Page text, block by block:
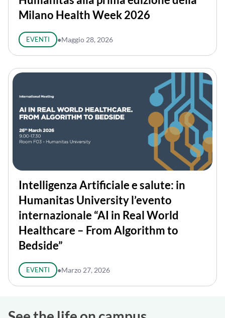
Milano Health Week 2026
EVENTI ●Maggio 28, 2026
Intelligenza Artificiale e salute: in
Humanitas University l’evento
internazionale “AI in Real World
Healthcare – From Algorithm to
Bedside”
EVENTI ●Marzo 27, 2026